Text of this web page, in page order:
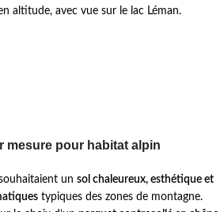
altitude, avec vue sur le lac Léman.
mesure pour habitat alpin
un sol chaleureux, esthétique et
typiques des zones de montagne.